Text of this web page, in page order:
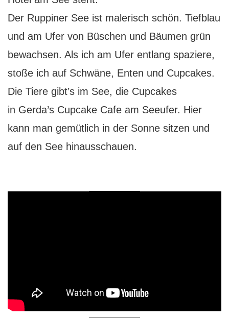
Der Ruppiner See ist malerisch schön. Tiefblau
und am Ufer von Büschen und Bäumen grün
bewachsen. Als ich am Ufer entlang spaziere,
stoße ich auf Schwäne, Enten und Cupcakes.
Die Tiere gibt’s im See, die Cupcakes
in Gerda’s Cupcake Cafe am Seeufer. Hier
kann man gemütlich in der Sonne sitzen und
auf den See hinausschauen.